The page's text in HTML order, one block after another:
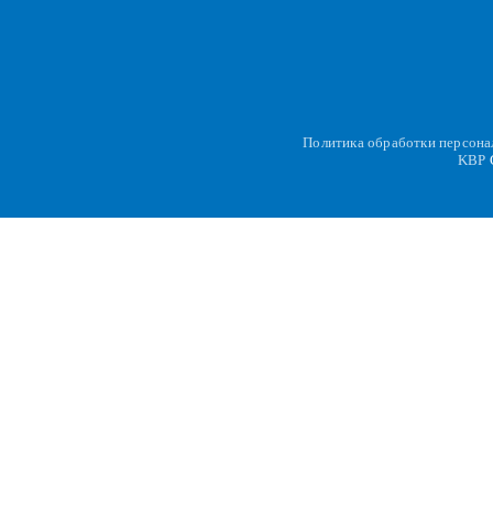
Политика обработки
KBP